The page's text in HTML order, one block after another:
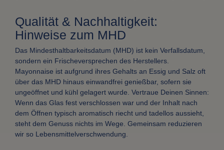
Qualität & Nachhaltigkeit:
Hinweise zum MHD
Das Mindesthaltbarkeitsdatum (MHD) ist kein Verfallsdatum,
sondern ein Frischeversprechen des Herstellers.
Mayonnaise ist aufgrund ihres Gehalts an Essig und Salz oft
über das MHD hinaus einwandfrei genießbar, sofern sie
ungeöffnet und kühl gelagert wurde. Vertraue Deinen Sinnen:
Wenn das Glas fest verschlossen war und der Inhalt nach
dem Öffnen typisch aromatisch riecht und tadellos aussieht,
steht dem Genuss nichts im Wege. Gemeinsam reduzieren
wir so Lebensmittelverschwendung.